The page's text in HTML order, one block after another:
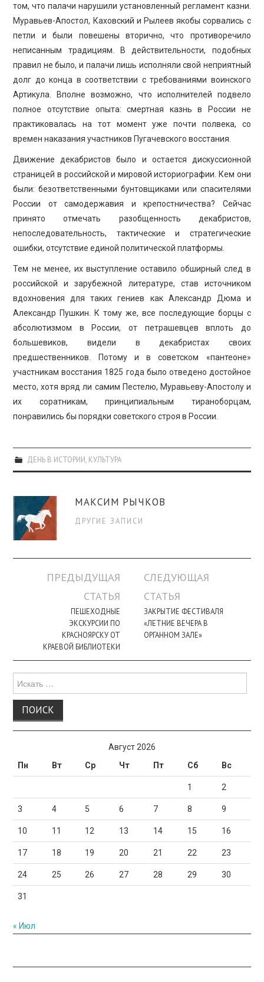
том, что палачи нарушили установленный регламент казни.
Муравьев-Апостол, Каховский и Рылеев якобы сорвались с
петли и были повешены вторично, что противоречило
неписанным традициям. В действительности, подобных
правил не было, и палачи лишь исполняли свой неприятный
долг до конца в соответствии с требованиями воинского
Артикула. Вполне возможно, что исполнителей подвело
полное отсутствие опыта: смертная казнь в России не
практиковалась на тот момент уже почти полвека, со
времен наказания участников Пугачевского восстания.
Движение декабристов было и остается дискуссионной
страницей в российской и мировой историографии. Кем они
были: безответственными бунтовщиками или спасителями
России от самодержавия и крепостничества? Сейчас
принято отмечать разобщенность декабристов,
непоследовательность, тактические и стратегические
ошибки, отсутствие единой политической платформы.
Тем не менее, их выступление оставило обширный след в
российской и зарубежной литературе, став источником
вдохновения для таких гениев как Александр Дюма и
Александр Пушкин. К тому же, все последующие борцы с
абсолютизмом в России, от петрашевцев вплоть до
большевиков, видели в декабристах своих
предшественников. Потому и в советском «пантеоне»
участникам восстания 1825 года было отведено достойное
место, хотя вряд ли самим Пестелю, Муравьеву-Апостолу и
их соратникам, принципиальным тираноборцам,
понравились бы порядки советского строя в России.
ДЕНЬ В ИСТОРИИ КУЛЬТУРА
МАКСИМ РЫЧКОВ
ДРУГИЕ ЗАПИСИ
Навигация
ПРЕДЫДУЩАЯ
СТАТЬЯ
ПЕШЕХОДНЫЕ
ЭКСКУРСИИ ПО
КРАСНОЯРСКУ ОТ
КРАЕВОЙ БИБЛИОТЕКИ
СЛЕДУЮЩАЯ
СТАТЬЯ
ЗАКРЫТИЕ ФЕСТИВАЛЯ
«ЛЕТНИЕ ВЕЧЕРА В
ОРГАННОМ ЗАЛЕ»
для:
Август 2026
Пн
Вт Ср Чт Пт Сб Вс
1 2
3 4 5 6 7 8 9
10 11 12 13 14 15 16
17 18 19 20 21 22 23
24 25 26 27 28 29 30
31
« Июл